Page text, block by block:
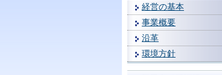
経営の基本
事業概要
沿革
環境方針